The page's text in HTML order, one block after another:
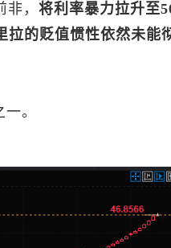
， 将利率暴力拉升至
拉的贬值惯性依然未能
。